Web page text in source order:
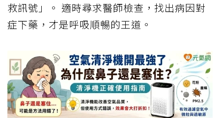
救訊號」。 適時尋求醫師檢查，找出病因對
症下藥，才是呼吸順暢的王道。